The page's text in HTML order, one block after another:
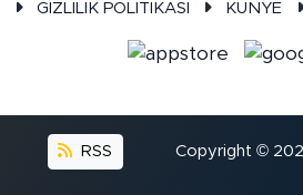
GİZLİLİK POLİTİKASI KÜNYE
RSS Copyright ©